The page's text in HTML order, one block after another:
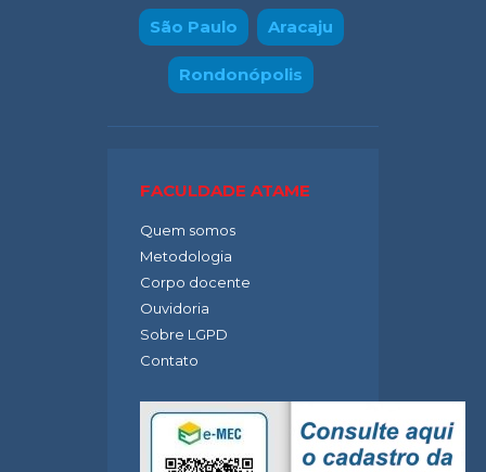
São Paulo Aracaju
Rondonópolis
FACULDADE ATAME
Quem somos
Metodologia
Corpo docente
Ouvidoria
Sobre LGPD
Contato